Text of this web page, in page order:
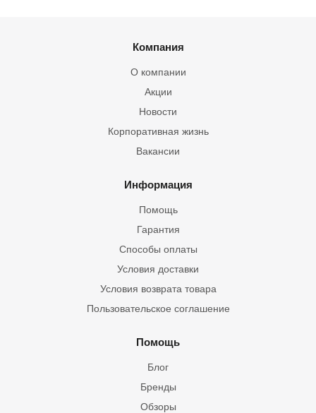
Компания
О компании
Акции
Новости
Корпоративная жизнь
Вакансии
Информация
Помощь
Гарантия
Способы оплаты
Условия доставки
Условия возврата товара
Пользовательское соглашение
Помощь
Блог
Бренды
Обзоры